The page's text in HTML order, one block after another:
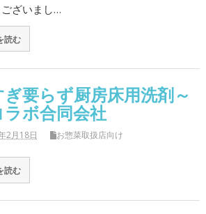
ざいまし…
読む
要らず厨房床用洗剤～
ボ合同会社
2月18日 お惣菜取扱店向け
読む